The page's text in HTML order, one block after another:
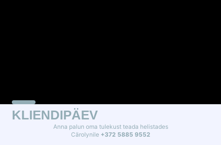
KLIENDIPÄEV
Anna palun oma tulekust teada helistades
Cärolynile +372 5885 9552